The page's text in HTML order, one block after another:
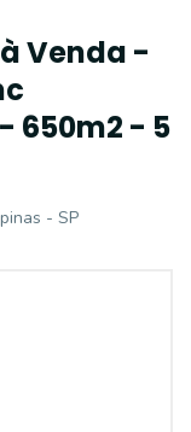
Venda -
650m2 - 5
- SP